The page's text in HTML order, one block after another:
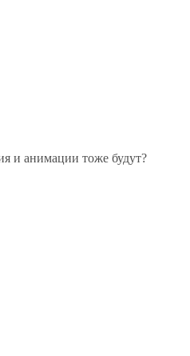
и анимации тоже будут?